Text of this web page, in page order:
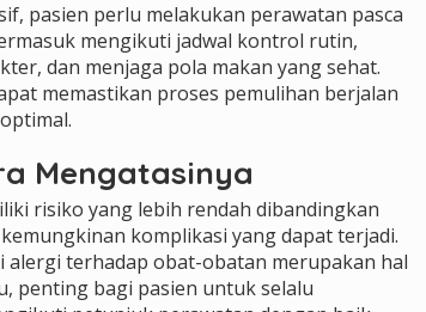
pasien perlu melakukan perawatan pasca
mengikuti jadwal kontrol rutin,
dan menjaga pola makan yang sehat.
memastikan proses pemulihan berjalan
Mengatasinya
risiko yang lebih rendah dibandingkan
komplikasi yang dapat terjadi.
alergi terhadap obat-obatan merupakan hal
penting bagi pasien untuk selalu